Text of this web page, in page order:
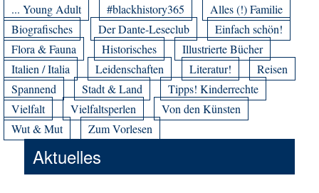
... Young Adult #blackhistory365
Alles (!) Familie
Biografisches
Der Dante-Leseclub
Einfach schön!
Flora & Fauna
Historisches
Illustrierte Bücher
Italien / Italia
Leidenschaften Literatur!
Reisen
Spannend
Stadt & Land
Tipps! Kinderrechte
Vielfalt
Vielfaltsperlen
Von den Künsten
Wut & Mut
Zum Vorlesen
Aktuelles